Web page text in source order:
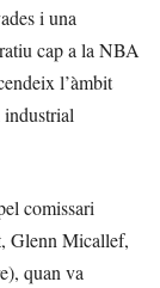
i una
cap a la NBA
l’àmbit
comissari
Glenn Micallef,
quan va